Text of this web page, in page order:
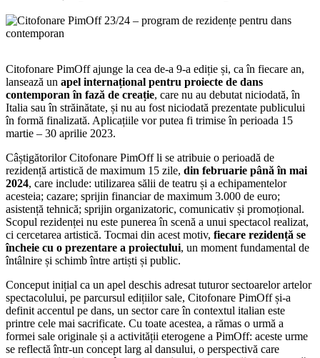
Citofonare PimOff ajunge la cea de-a 9-a ediție și, ca în fiecare an,
lansează un apel internațional pentru proiecte de dans
contemporan în fază de creație, care nu au debutat niciodată, în
Italia sau în străinătate, și nu au fost niciodată prezentate publicului
în formă finalizată. Aplicațiile vor putea fi trimise în perioada 15
martie – 30 aprilie 2023.
Câștigătorilor Citofonare PimOff li se atribuie o perioadă de
rezidență artistică de maximum 15 zile, din februarie până în mai
2024, care include: utilizarea sălii de teatru și a echipamentelor
acesteia; cazare; sprijin financiar de maximum 3.000 de euro;
asistență tehnică; sprijin organizatoric, comunicativ și promoțional.
Scopul rezidenței nu este punerea în scenă a unui spectacol realizat,
ci cercetarea artistică. Tocmai din acest motiv, fiecare rezidență se
încheie cu o prezentare a proiectului, un moment fundamental de
întâlnire și schimb între artiști și public.
Conceput inițial ca un apel deschis adresat tuturor sectoarelor artelor
spectacolului, pe parcursul edițiilor sale, Citofonare PimOff și-a
definit accentul pe dans, un sector care în contextul italian este
printre cele mai sacrificate. Cu toate acestea, a rămas o urmă a
formei sale originale și a activității eterogene a PimOff: aceste urme
se reflectă într-un concept larg al dansului, o perspectivă care